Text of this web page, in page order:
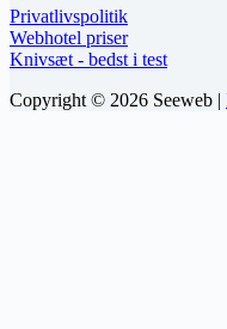
Privatlivspolitik
Webhotel priser
Knivsæt - bedst i test
Copyright © 2026 Seeweb |